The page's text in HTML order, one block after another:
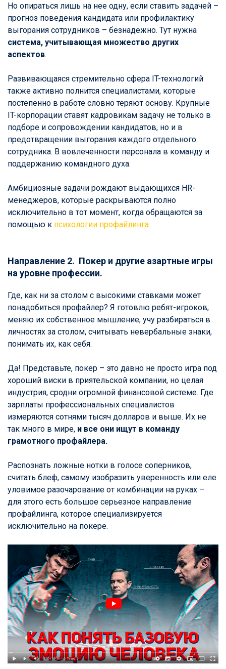
Но опираться лишь на нее одну, если ставить задачей –
прогноз поведения кандидата или профилактику
выгорания сотрудников – безнадежно. Тут нужна
система, учитывающая множество других
аспектов.
Развивающаяся стремительно сфера IT-технологий
также активно полнится специалистами, которые
постепенно в работе словно теряют основу. Крупные
IT-корпорации ставят кадровикам задачу не только в
подборе и сопровождении кандидатов, но и в
предотвращении выгорания каждого отдельного
сотрудника. В вовлеченности персонала в команду и
поддержанию командного духа.
Амбициозные задачи рождают выдающихся HR-
менеджеров, которые раскрываются полно
исключительно в тот момент, когда обращаются за
помощью к психологии профайлинга.
Направление 2. Покер и другие азартные игры
на уровне профессии.
Где, как ни за столом с высокими ставками может
понадобиться профайлер? Я готовлю ребят-игроков,
меняю их собственное мышление, учу разбираться в
личностях за столом, считывать невербальные знаки,
понимать их, как себя.
Да! Представьте, покер – это давно не просто игра под
хороший виски в приятельской компании, но целая
индустрия, сродни огромной финансовой системе. Где
зарплаты профессиональных специалистов
измеряются сотнями тысяч долларов и выше. Их не
так много в мире, и все они ищут в команду
грамотного профайлера.
Распознать ложные нотки в голосе соперников,
считать блеф, самому изобразить уверенность или еле
уловимое разочарование от комбинации на руках –
для этого есть большое серьезное направление
профайлинга, которое специализируется
исключительно на покере.